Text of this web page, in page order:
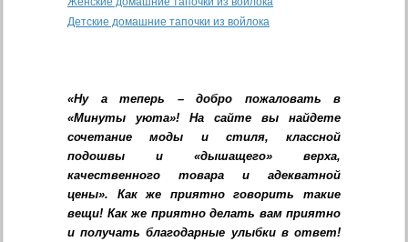
Детские домашние тапочки из войлока
«Ну а теперь – добро пожаловать в
«Минуты уюта»! На сайте вы найдете
сочетание моды и стиля, классной
подошвы и «дышащего» верха,
качественного товара и адекватной
цены». Как же приятно говорить такие
вещи! Как же приятно делать вам приятно
и получать благодарные улыбки в ответ!